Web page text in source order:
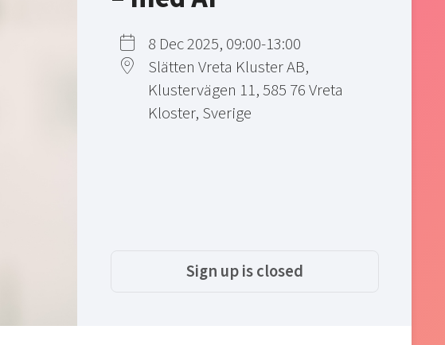
8 Dec 2025, 09:00-13:00
Slätten Vreta Kluster AB,
Klustervägen 11, 585 76 Vreta
Kloster, Sverige
Sign up is closed